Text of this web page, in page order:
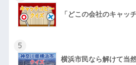
「どこの会社のキャッ
5
横浜市民なら解けて当